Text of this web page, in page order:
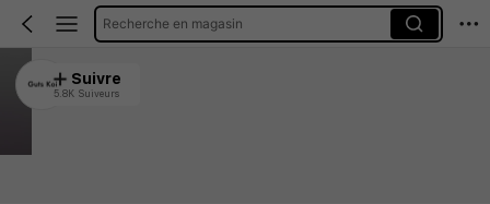
Recherche en magasin
Guts Koi
4.88
Suivre
5.8K Suiveurs